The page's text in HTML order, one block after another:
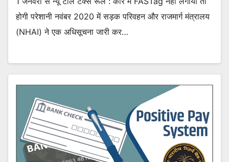
होगी परेशानी नवंबर 2020 में सड़क परिवहन और राजमार्ग मंत्रालय
(NHAI) ने एक अधिसूचना जारी कर…